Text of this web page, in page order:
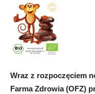
Wraz z rozpoczęciem
Farma Zdrowia (OFZ)